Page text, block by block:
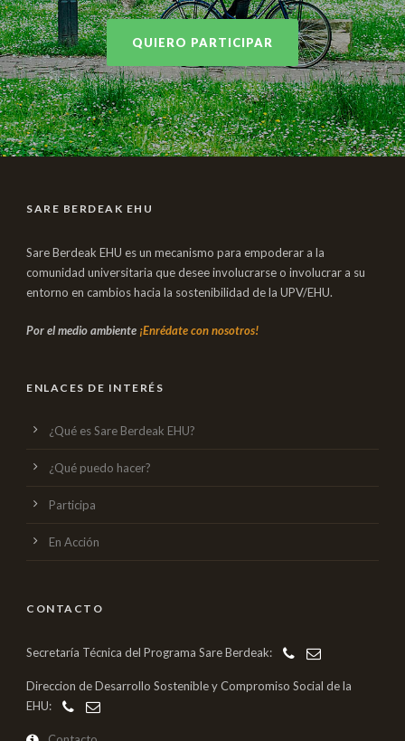
QUIERO PARTICIPAR
SARE BERDEAK EHU
Sare Berdeak EHU es un mecanismo para empoderar a la
comunidad universitaria que desee involucrarse o involucrar a su
entorno en cambios hacia la sostenibilidad de la UPV/EHU.
Por el medio ambiente ¡Enrédate con nosotros!
ENLACES DE INTERÉS
¿Qué es Sare Berdeak EHU?
¿Qué puedo hacer?
Participa
En Acción
CONTACTO
Secretaría Técnica del Programa Sare Berdeak:
Direccion de Desarrollo Sostenible y Compromiso Social de la
EHU: